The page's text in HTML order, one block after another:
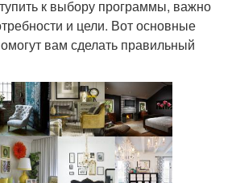
к выбору программы, важно
и цели. Вот основные
вам сделать правильный